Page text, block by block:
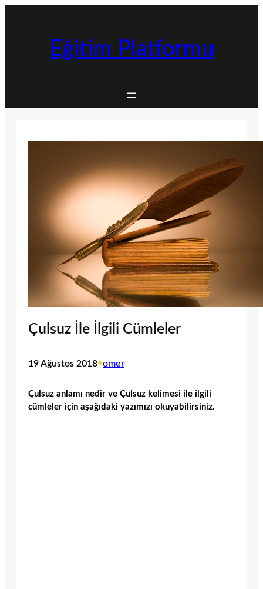
Eğitim Platformu
Çulsuz İle İlgili Cümleler
19 Ağustos 2018•omer
Çulsuz anlamı nedir ve Çulsuz kelimesi ile ilgili
cümleler için aşağıdaki yazımızı okuyabilirsiniz.